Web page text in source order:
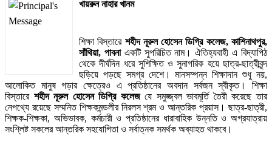
খায়রুন নাহার খানম
শিক্ষা বিস্তারে শহীদ নূরুল হোসেন ডিগ্রি কলেজ, কাশিনাথপুর,
সাঁথিয়া, পাবনাএকটি সুপরিচিত নাম। ঐতিহ্যবাহী এ বিদ্যাপিঠ
থেকে দীর্ঘদিন ধরে সুশিক্ষিত ও সুনাগরিক হয়ে ছাত্র-ছাত্রীবৃন্দ
ছড়িয়ে পড়ছে সমগ্র দেশে। মানসম্পন্ন শিক্ষাদান শুধু নয়,
আলোকিত মানুষ গড়ার ক্ষেত্রেও এ প্রতিষ্ঠানের অবদান সর্বজন স্বীকৃত। শিক্ষা
বিস্তারে শহীদ নূরুল হোসেন ডিগ্রি কলেজযে সমুজ্জ্বল ভাবমূর্তি তৈরী করেছে তার
নেপথ্যে রয়েছে সম্মনিত শিক্ষকমন্ডলীর নিরলস শ্রম ও আন্তরিক প্রয়াস। ছাত্র-ছাত্রী,
শিক্ষক-শিক্ষকা, অভিভাবক, কর্মচারী ও প্রতিষ্ঠানের ধারাবাহিক উন্নতি ও অগ্রযাত্রায়
সংশ্লিষ্ট সকলের আন্তরিক সহযোগিতা ও সর্বাত্নক সমর্থক অব্যাহত থাকবে।